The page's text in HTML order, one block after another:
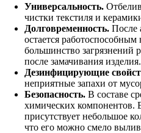
Универсальность.
чистки текстиля и
Долговременность. После
остается
большинство загрязнений
после замачивания изделия.
Дезинфицирующие
неприятные запахи от
Безопасность. В составе
химических компонентов.
присутствует небольшое
что его можно смело